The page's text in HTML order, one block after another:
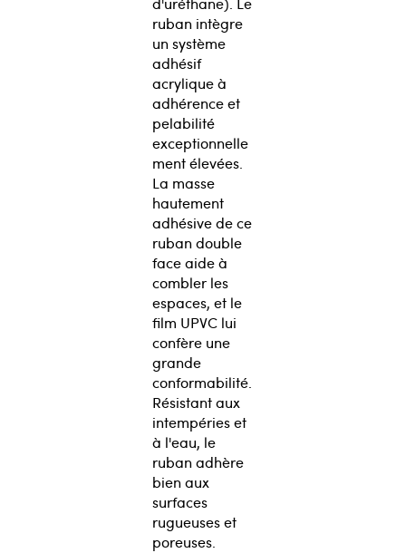
ruban intègre
un système
adhésif
acrylique à
adhérence et
pelabilité
exceptionnelle
ment élevées.
La masse
hautement
adhésive de ce
ruban double
face aide à
combler les
espaces, et le
film UPVC lui
confère une
grande
conformabilité.
Résistant aux
intempéries et
à l'eau, le
ruban adhère
bien aux
surfaces
rugueuses et
poreuses.